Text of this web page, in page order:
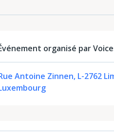
organisé par
Antoine Zinnen, L-2762